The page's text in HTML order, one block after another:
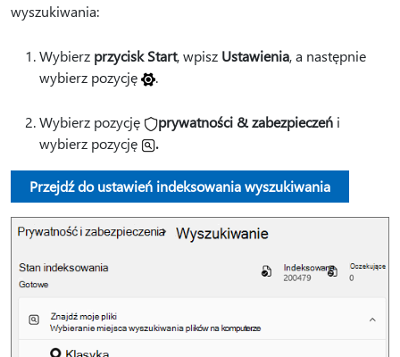
wyszukiwania:
Wybierz przycisk Start, wpisz Ustawienia, a następnie
wybierz pozycję
.
Wybierz pozycję prywatności & zabezpieczeń i
wybierz pozycję
.
Przejdź do ustawień indeksowania wyszukiwania